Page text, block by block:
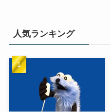
人気ランキング